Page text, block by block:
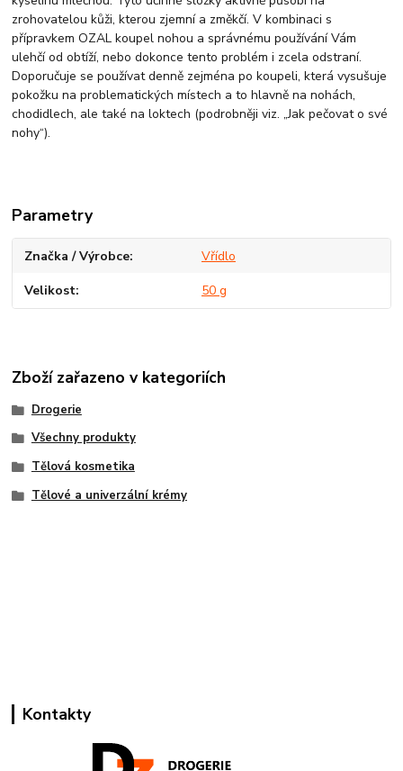
zrohovatelou kůži, kterou zjemní a změkčí. V kombinaci s
přípravkem OZAL koupel nohou a správnému používání Vám
ulehčí od obtíží, nebo dokonce tento problém i zcela odstraní.
Doporučuje se používat denně zejména po koupeli, která vysušuje
pokožku na problematických místech a to hlavně na nohách,
chodidlech, ale také na loktech (podrobněji viz. „Jak pečovat o své
nohy“).
Parametry
Značka / Výrobce Vřídlo
Velikost 50 g
Zboží zařazeno v kategoriích
Drogerie
Všechny produkty
Tělová kosmetika
Tělové a univerzální krémy
Kontakty